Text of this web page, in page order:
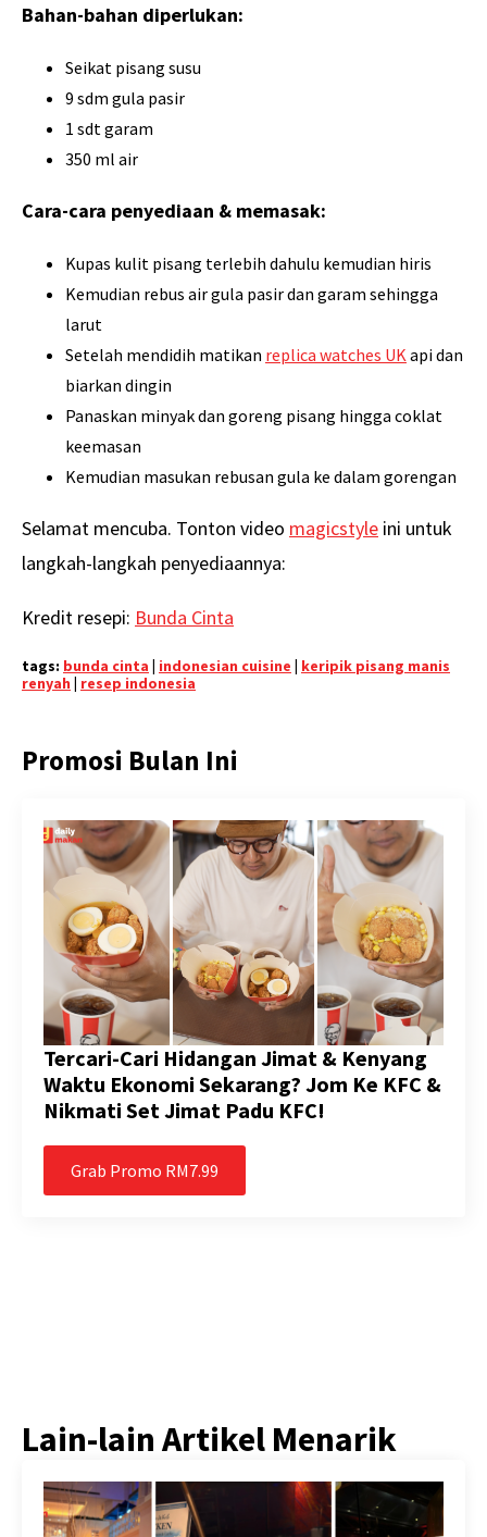
Bahan-bahan diperlukan:
Seikat pisang susu
9 sdm gula pasir
1 sdt garam
350 ml air
Cara-cara penyediaan & memasak:
Kupas kulit pisang terlebih dahulu kemudian hiris
Kemudian rebus air gula pasir dan garam sehingga
larut
Setelah mendidih matikan replica watches UK api dan
biarkan dingin
Panaskan minyak dan goreng pisang hingga coklat
keemasan
Kemudian masukan rebusan gula ke dalam gorengan
Selamat mencuba. Tonton video magicstyle ini untuk
langkah-langkah penyediaannya:
Kredit resepi: Bunda Cinta
tags: bunda cinta | indonesian cuisine | keripik pisang manis
renyah | resep indonesia
Promosi Bulan Ini
Tercari-Cari Hidangan Jimat & Kenyang
Waktu Ekonomi Sekarang? Jom Ke KFC &
Nikmati Set Jimat Padu KFC!
Grab Promo RM7.99
Lain-lain Artikel Menarik